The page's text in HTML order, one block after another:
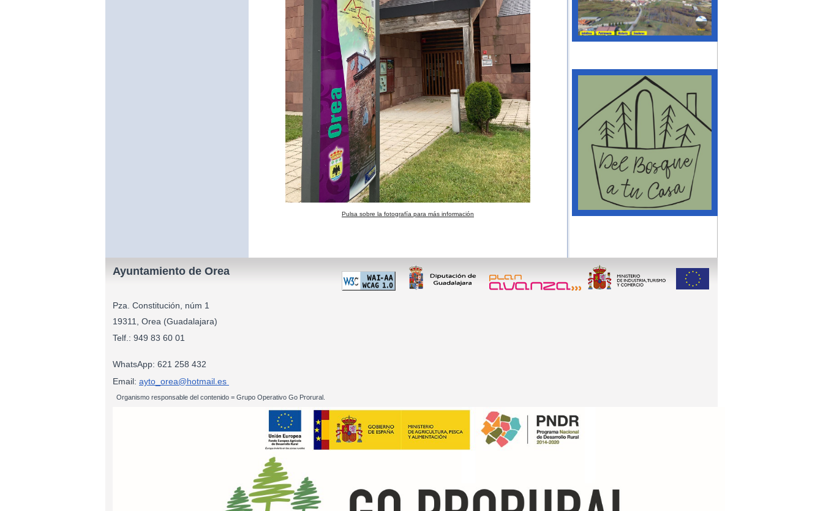
Pulsa sobre la fotografía para más información
Ayuntamiento de Orea
Pza. Constitución, núm 1
19311, Orea (Guadalajara)
Telf.: 949 83 60 01
WhatsApp: 621 258 432
Email: ayto_orea@hotmail.es
Organismo responsable del contenido = Grupo Operativo Go Prorural.